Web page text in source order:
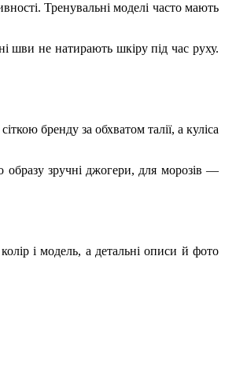
Тренувальні моделі часто мають
шви не натирають шкіру під час руху.
бренду за обхватом талії, а куліса
образу зручні джогери, для морозів —
і модель, а детальні описи й фото